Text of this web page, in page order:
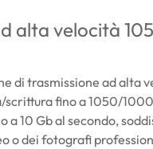
alta velocità
di trasmissione ad alta
fino a 1050/
a 10 Gb al secondo,
o dei fotografi